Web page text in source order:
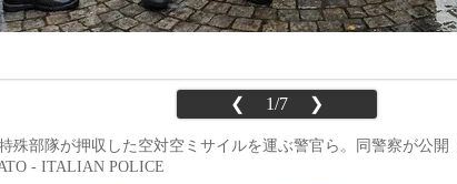
❮ 1/7 ❯
殊部隊が押収した空対空ミサイルを運ぶ警官ら。同警察が公開
- ITALIAN POLICE